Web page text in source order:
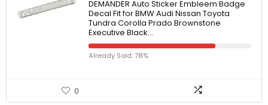
DEMANDER Auto Sticker Embleem Badge
Decal Fit for BMW Audi Nissan Toyota
Tundra Corolla Prado Brownstone
Executive Black…
Already Sold: 78%
0